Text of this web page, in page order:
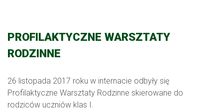
PROFILAKTYCZNE WARSZTATY
RODZINNE
26 listopada 2017 roku w internacie odbyły się
Profilaktyczne Warsztaty Rodzinne skierowane do
rodziców uczniów klas I.